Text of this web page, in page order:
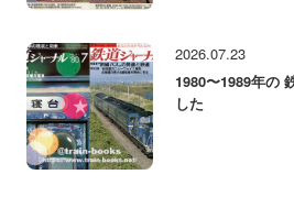
2026.07.23
1980〜1989年の
した